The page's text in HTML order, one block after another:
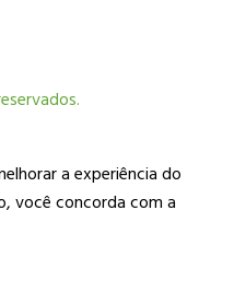
a experiência do
você concorda com a